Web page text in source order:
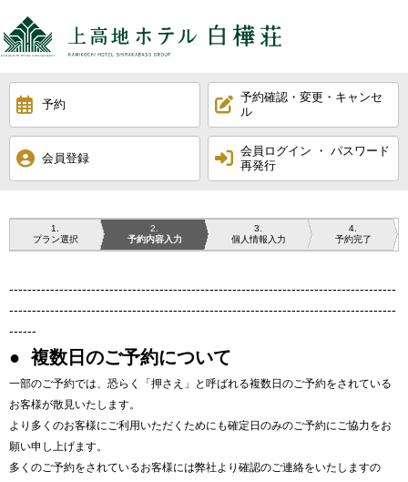
予約
予約確認・変更・キャンセ
ル
会員登録
会員ログイン ・ パスワード
再発行
1
プラン選択
2
予約内容入力
3
個人情報入力
4
予約完了
-------------------------------------------------------------------------------------
-------------------------------------------------------------------------------------
------
● 複数日のご予約について
一部のご予約では、恐らく「押さえ」と呼ばれる複数日のご予約をされている
お客様が散見いたします。
より多くのお客様にご利用いただくためにも確定日のみのご予約にご協力をお
願い申し上げます。
多くのご予約をされているお客様には弊社より確認のご連絡をいたしますの